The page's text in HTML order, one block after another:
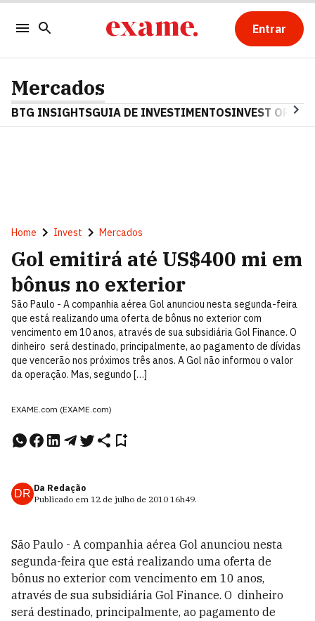
Entrar
Mercados
BTG INSIGHTSGUIA DE INVESTIMENTOSINVEST OPINA
Home Invest Mercados
Gol emitirá até US$400 mi em
bônus no exterior
São Paulo - A companhia aérea Gol anunciou nesta segunda-feira
que está realizando uma oferta de bônus no exterior com
vencimento em 10 anos, através de sua subsidiária Gol Finance. O
dinheiro será destinado, principalmente, ao pagamento de dívidas
que vencerão nos próximos três anos. A Gol não informou o valor
da operação. Mas, segundo […]
EXAME.com (EXAME.com)
DR Da Redação
Publicado em 12 de julho de 2010 16h49.
São Paulo - A companhia aérea Gol anunciou nesta
segunda-feira que está realizando uma oferta de
bônus no exterior com vencimento em 10 anos,
através de sua subsidiária Gol Finance. O dinheiro
será destinado, principalmente, ao pagamento de